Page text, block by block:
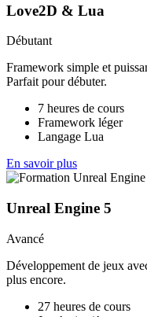
Love2D & Lua
Débutant
Framework simple et
Parfait pour débuter.
7 heures de cours
Framework léger
Langage Lua
En savoir plus
Unreal Engine 5
Avancé
Développement de jeux
plus encore.
27 heures de cours